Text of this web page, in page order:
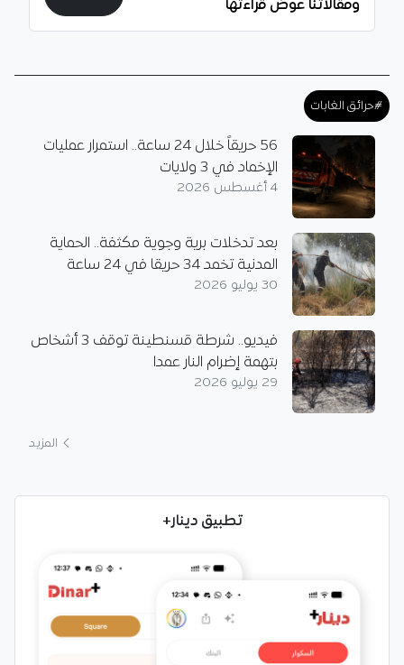
ومقالاتنا عوض قراءتها
#حرائق الغابات
56 حريقاً خلال 24 ساعة.. استمرار عمليات
الإخماد في 3 ولايات
4 أغسطس 2026
بعد تدخلات برية وجوية مكثفة.. الحماية
المدنية تخمد 34 حريقا في 24 ساعة
30 يوليو 2026
فيديو.. شرطة قسنطينة توقف 3 أشخاص
بتهمة إضرام النار عمدا
29 يوليو 2026
المزيد
تطبيق دينار+